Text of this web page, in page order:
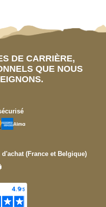
DE CARRIÈRE,
QUE NOUS
(France et Belgique)